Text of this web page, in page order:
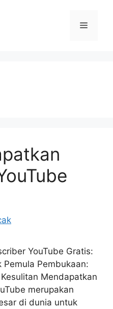
Menu
YouTube Gratis:
Pembukaan:
Mendapatkan
merupakan
di dunia untuk